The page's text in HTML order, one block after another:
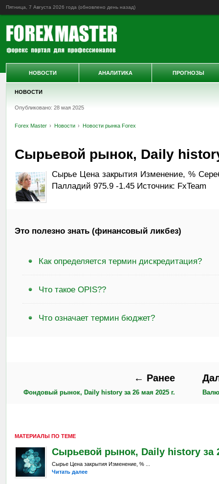
Пятница, 7 Августа 2026 года (обновлено день назад)
НОВОСТИ
Опубликовано: 28 мая 2025
Forex Master Новости Новости рынка Forex
Сырьевой рынок, Daily
Сырье Цена закрытия Изменение, %
Палладий 975.9 -1.45 Источник: FxTeam
Это полезно знать (финансовый ликбез)
Как определяется термин дискредитация?
Что такое OPIS??
Что означает термин бюджет?
← Ранее
Фондовый рынок, Daily history за 26 мая 2025 г.
МАТЕРИАЛЫ ПО ТЕМЕ
Сырьевой рынок, Daily history за
Сырье Цена закрытия Изменение, % ...
Читать далее
НОВОСТИ АНАЛИТИКА ПРОГНОЗЫ